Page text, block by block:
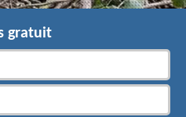
gratuit